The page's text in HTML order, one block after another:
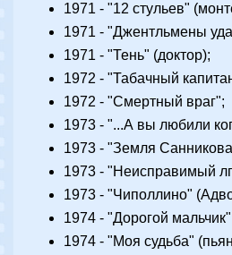
1971 - "12 стульев"
1971 - "Джентльмены
1971 - "Тень" (доктор);
1972 - "Табачный
1972 - "Смертный враг";
1973 - "...А вы любили
1973 - "Земля
1973 - "Неисправимый
1973 - "Чиполлино"
1974 - "Дорогой
1974 - "Моя судьба"